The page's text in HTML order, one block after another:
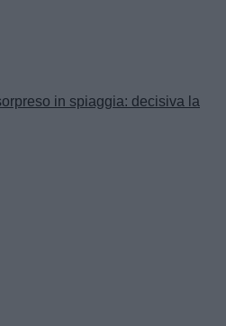
in spiaggia: decisiva la